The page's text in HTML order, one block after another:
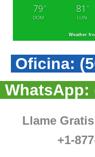
79 °
DOM
81 °
LUN
Weather
Oficina:
WhatsApp:
Llame
+1-